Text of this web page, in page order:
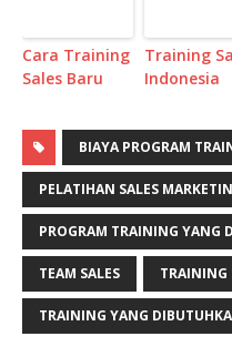
Cara Training
Sales Baru
Training
Indonesia
BIAYA PROGRAM
PELATIHAN SALES
PROGRAM TRAINING YANG
TEAM SALES TRAINING
TRAINING YANG